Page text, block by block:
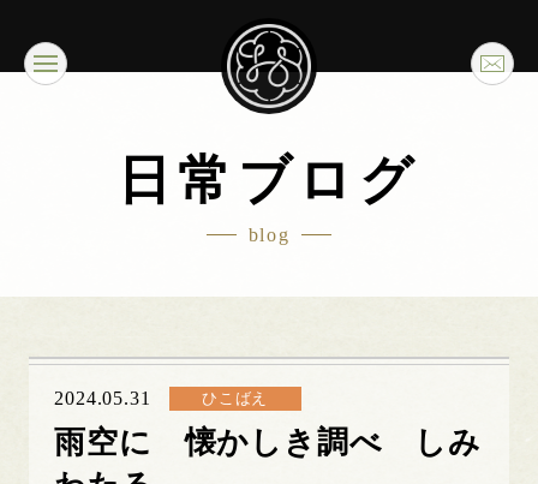
日常ブログ
blog
2024.05.31 ひこばえ
雨空に 懐かしき調べ しみ